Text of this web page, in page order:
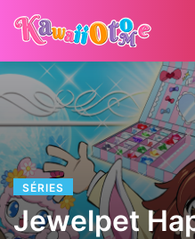
SÉRIES
Jewelpet